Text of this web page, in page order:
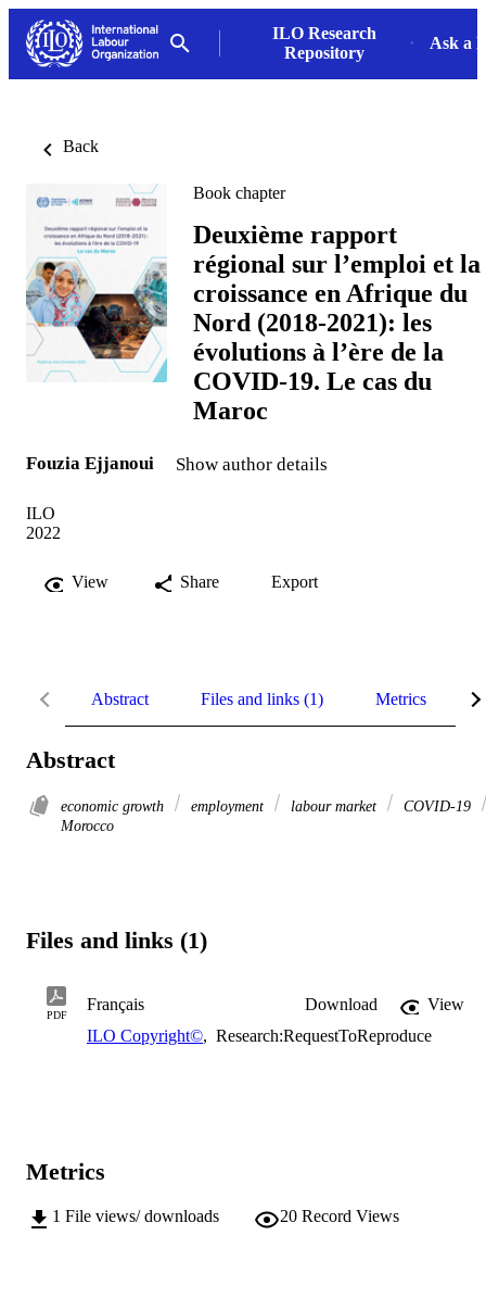
ILO Research
Repository
Ask a
Back
Book chapter
Deuxième rapport
régional sur l’emploi et la
croissance en Afrique du
Nord (2018-2021): les
évolutions à l’ère de la
COVID-19. Le cas du
Maroc
Fouzia Ejjanoui Show author details
ILO
2022
View Share Export
Abstract Files and links (1) Metrics
Abstract
economic growth employment labour market
COVID-19
Morocco
Files and links (1)
PDF
Français Download
View
ILO Copyright©, Research:RequestToReproduce
Metrics
1 File views/ downloads 20 Record Views